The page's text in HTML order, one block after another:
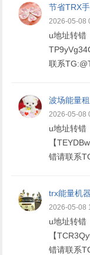
节省TRX
2026-05-08
u地址转错
联系
波场能量
2026-05-08
u地址转错
【
错请联系
trx能量机
2026-05-08
u地址转错
【
错请联系